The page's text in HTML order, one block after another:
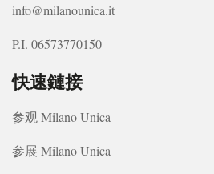
info@milanounica.it
P.I. 06573770150
快速鏈接
参观 Milano Unica
参展 Milano Unica